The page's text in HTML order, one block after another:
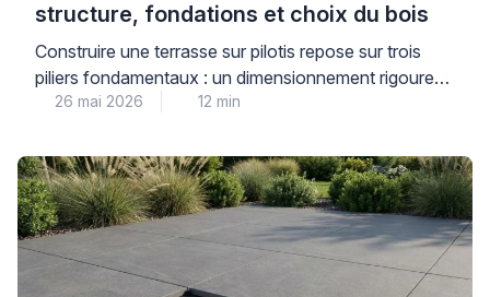
structure, fondations et choix du bois
Construire une terrasse sur pilotis repose sur trois
piliers fondamentaux : un dimensionnement rigoureux
de la structure porteuse, des fondations stables
durables répondant aux contraintes d’exposition.
Cette réalisation technique, qui transforme un terrain
en pente ou irrégulier en véritable espace de vie
extérieur, exige une compréhension […]
26 mai 2026 12 min